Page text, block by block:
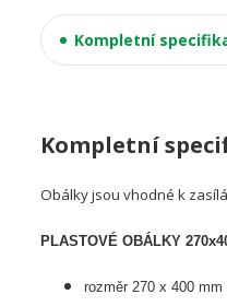
Kompletní
Kompletní
Obálky jsou vhodné k
PLASTOVÉ OBÁLKY
rozměr 270 x 400 mm